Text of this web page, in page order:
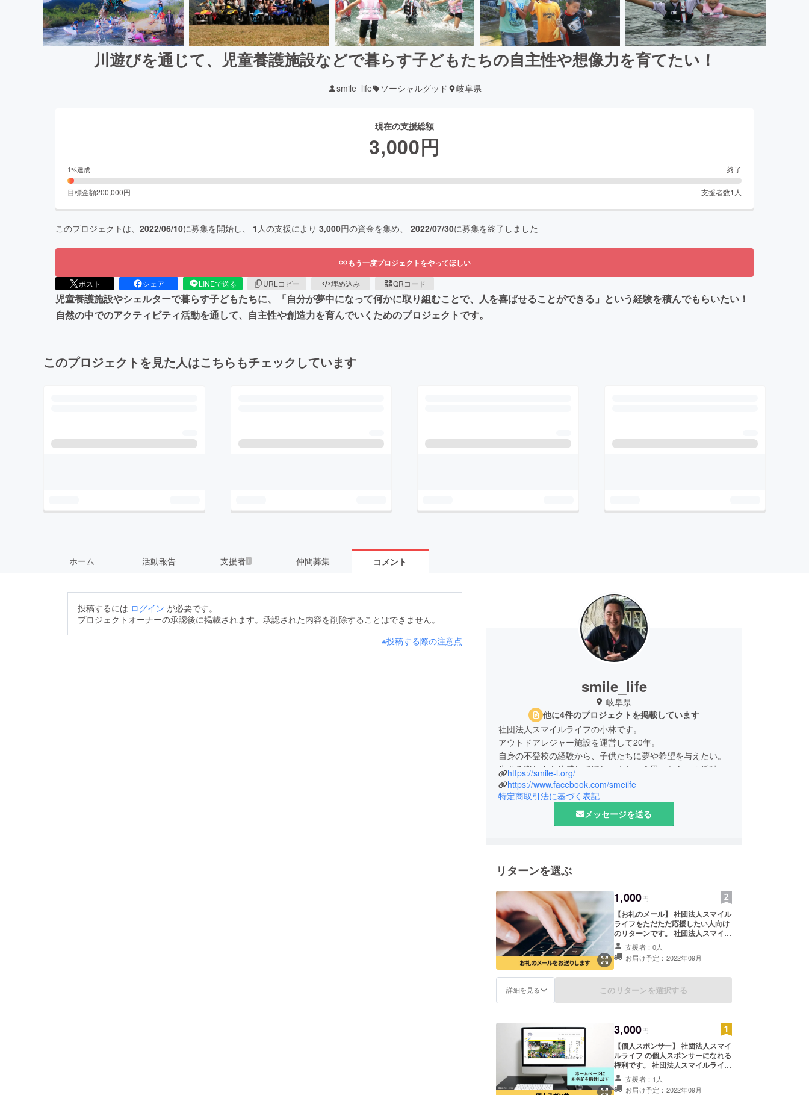
川遊びを通じて、児童養護施設などで暮らす子どもたちの自主性や想像力を育てたい！
smile_life ソーシャルグッド 岐阜県
現在の支援総額
3,000円
1%達成 終了
目標金額200,000円 支援者数1 人
このプロジェクトは、 2022/06/10に募集を開始し、 1 人の支援により 3,000円の資金を集め、 2022/07/30に募集を終了しました
もう一度プロジェクトをやってほしい
ポスト シェア LINEで送る URLコピー 埋め込み QRコード
児童養護施設やシェルターで暮らす子どもたちに、「自分が夢中になって何かに取り組むことで、人を喜ばせることができる」という経験を積んでもらいたい！
自然の中でのアクティビティ活動を通して、自主性や創造力を育んでいくためのプロジェクトです。
このプロジェクトを見た人はこちらもチェックしています
ホーム 活動報告 支援者 1 仲間募集 コメント
投稿するには ログイン が必要です。
プロジェクトオーナーの承認後に掲載されます。承認された内容を削除することはできません。
※投稿する際の注意点
smile_life
岐阜県
他に4件のプロジェクトを掲載しています
社団法人スマイルライフの小林です。
アウトドアレジャー施設を運営して20年。
自身の不登校の経験から、子供たちに夢や希望を与えたい。
生きる楽しさを体感してほしい！という思いからこの活動を
昨年から始めました。
現在は、岐阜県の児童養護施設の子どもたちを中心に野外ア
クティビティーや家庭教師派遣をボランティアとして行って
https://smile-l.org/
https://www.facebook.com/smeilfe
特定商取引法に基づく表記
メッセージを送る
リターンを選ぶ
1,000円
【お礼のメール】 社団法人スマイル
ライフをただただ応援したい人向け
のリターンです。 社団法人スマイル
ライフ代表理事・小林豊治から熱い
お礼のメールをお送りさせていただ
きます。 なお、支援時に上乗せ支援
支援者：0人
お届け予定：2022年09月
詳細を見る このリターンを選択する
3,000円
【個人スポンサー】 社団法人スマイ
ルライフ の個人スポンサーになれる
権利です。 社団法人スマイルライフ
のHPに支援者としてお名前を掲載
させていただきます。 あなたのお名
支援者：1人
お届け予定：2022年09月